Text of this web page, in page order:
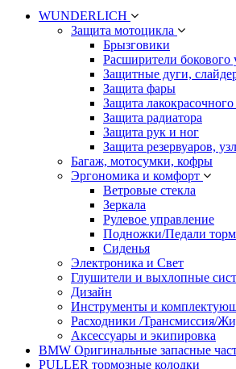
WUNDERLICH
Защита мотоцикла
Брызговики
Расширители бокового
Защитные дуги,
Защита фары
Защита
Защита радиатора
Защита рук и ног
Защита резервуаров,
Багаж, мотосумки, кофры
Эргономика и комфорт
Ветровые стекла
Зеркала
Рулевое управление
Подножки/Педали
Сиденья
Электроника и Свет
Глушители и выхлопные
Дизайн
Инструменты и
Расходники /Трансмиссия/
Аксессуары и экипировка
BMW Оригинальные запасные
PULLER тормозные колодки